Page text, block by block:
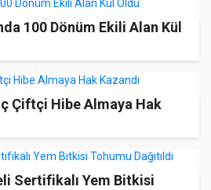
100 Dönüm Ekili Alan Kül
Çiftçi Hibe Almaya Hak
Sertifikalı Yem Bitkisi